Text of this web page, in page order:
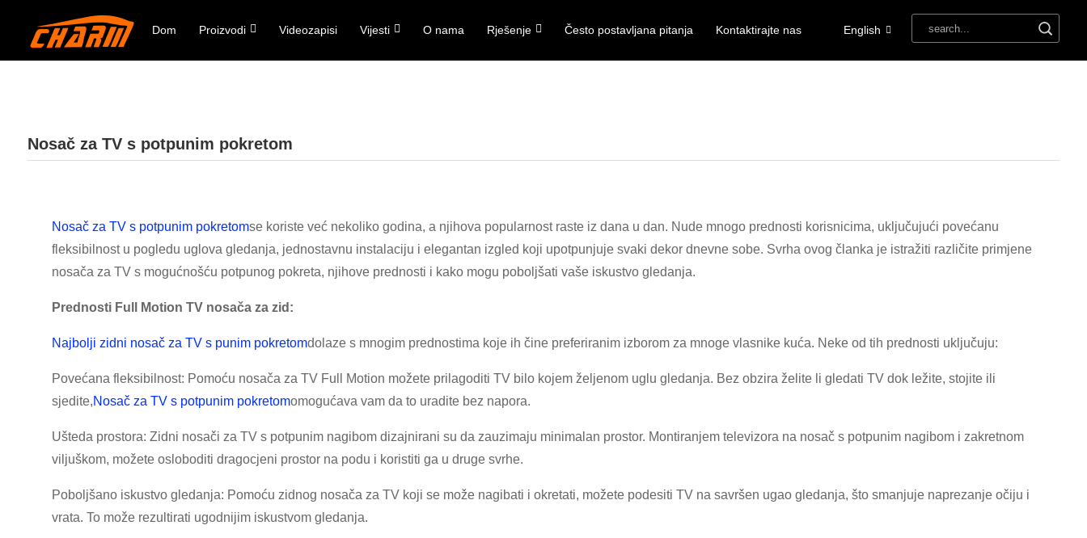
Dom Proizvodi Videozapisi Vijesti O nama Rješenje Često postavljana pitanja Kontaktirajte nas English
Nosač za TV s potpunim pokretom
Nosač za TV s potpunim pokretomse koriste već nekoliko godina, a njihova popularnost raste iz dana u dan. Nude mnogo prednosti korisnicima, uključujući povećanu
fleksibilnost u pogledu uglova gledanja, jednostavnu instalaciju i elegantan izgled koji upotpunjuje svaki dekor dnevne sobe. Svrha ovog članka je istražiti različite primjene
nosača za TV s mogućnošću potpunog pokreta, njihove prednosti i kako mogu poboljšati vaše iskustvo gledanja.
Prednosti Full Motion TV nosača za zid:
Najbolji zidni nosač za TV s punim pokretomdolaze s mnogim prednostima koje ih čine preferiranim izborom za mnoge vlasnike kuća. Neke od tih prednosti uključuju:
Povećana fleksibilnost: Pomoću nosača za TV Full Motion možete prilagoditi TV bilo kojem željenom uglu gledanja. Bez obzira želite li gledati TV dok ležite, stojite ili
sjedite,Nosač za TV s potpunim pokretomomogućava vam da to uradite bez napora.
Ušteda prostora: Zidni nosači za TV s potpunim nagibom dizajnirani su da zauzimaju minimalan prostor. Montiranjem televizora na nosač s potpunim nagibom i zakretnom
viljuškom, možete osloboditi dragocjeni prostor na podu i koristiti ga u druge svrhe.
Poboljšano iskustvo gledanja: Pomoću zidnog nosača za TV koji se može nagibati i okretati, možete podesiti TV na savršen ugao gledanja, što smanjuje naprezanje očiju i
vrata. To može rezultirati ugodnijim iskustvom gledanja.